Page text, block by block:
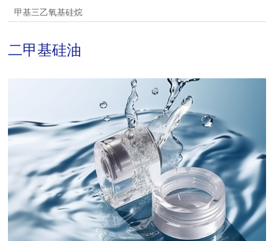
甲基三乙氧基硅烷
二甲基硅油